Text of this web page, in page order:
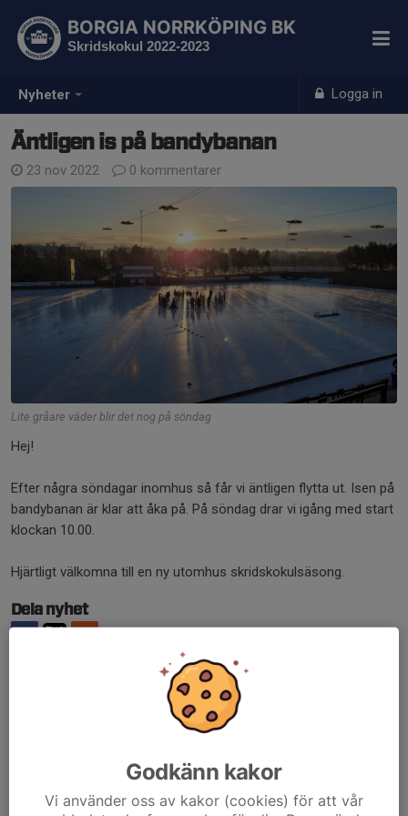
Nyheter Logga in
BORGIA NORRKÖPING BK
Skridskokul 2022-2023
Äntligen is på bandybanan
23 nov 2022 0 kommentarer
Lite gråare väder blir det nog på söndag
Hej!
Efter några söndagar inomhus så får vi äntligen flytta ut. Isen på
bandybanan är klar att åka på. På söndag drar vi igång med start
klockan 10.00.
Hjärtligt välkomna till en ny utomhus skridskokulsäsong.
Dela nyhet
Tidigare nyheter
Godkänn kakor
Vi använder oss av kakor (cookies) för att vår